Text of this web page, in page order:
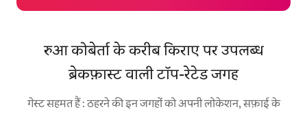
रुआ कोबेर्ता के करीब किराए पर उपलब्ध
ब्रेकफ़ास्ट वाली टॉप-रेटेड जगह
गेस्ट सहमत हैं : ठहरने की इन जगहों को अपनी लोकेशन, सफ़ाई के